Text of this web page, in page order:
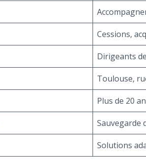
Cessions,
Dirigeants
Toulouse,
Plus de 20
Sauvegarde
Solutions